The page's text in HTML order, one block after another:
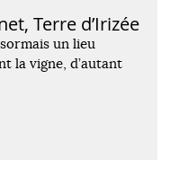
Terre d’Irizée
un lieu
la vigne, d’autant